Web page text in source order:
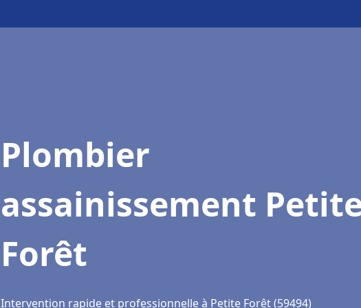
Plombier
assainissement
Forêt
Intervention rapide et professionnelle à Petite Forêt (59494)